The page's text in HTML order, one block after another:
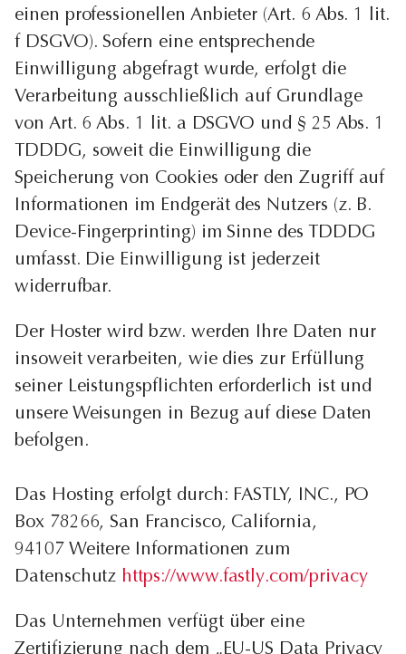
einen professionellen Anbieter (Art. 6 Abs. 1 lit.
f DSGVO). Sofern eine entsprechende
Einwilligung abgefragt wurde, erfolgt die
Verarbeitung ausschließlich auf Grundlage
von Art. 6 Abs. 1 lit. a DSGVO und § 25 Abs. 1
TDDDG, soweit die Einwilligung die
Speicherung von Cookies oder den Zugriff auf
Informationen im Endgerät des Nutzers (z. B.
Device-Fingerprinting) im Sinne des TDDDG
umfasst. Die Einwilligung ist jederzeit
widerrufbar.
Der Hoster wird bzw. werden Ihre Daten nur
insoweit verarbeiten, wie dies zur Erfüllung
seiner Leistungspflichten erforderlich ist und
unsere Weisungen in Bezug auf diese Daten
befolgen.
Das Hosting erfolgt durch: FASTLY, INC., PO
Box 78266, San Francisco, California,
94107 Weitere Informationen zum
Datenschutz https://www.fastly.com/privacy
Das Unternehmen verfügt über eine
Zertifizierung nach dem „EU-US Data Privacy